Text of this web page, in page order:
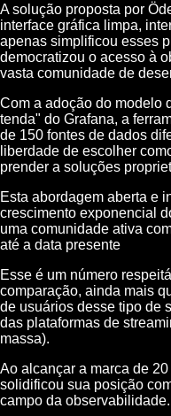
A solução proposta por
interface gráfica limpa,
apenas simplificou esses
democratizou o acesso à
vasta comunidade de
Com a adoção do modelo
tenda" do Grafana, a
de 150 fontes de dados
liberdade de escolher
prender a soluções
Esta abordagem aberta e
crescimento exponencial
uma comunidade ativa
até a data presente
Esse é um número
comparação, ainda mais
de usuários desse tipo de
das plataformas de
massa).
Ao alcançar a marca de
solidificou sua posição
campo da observabilidade.